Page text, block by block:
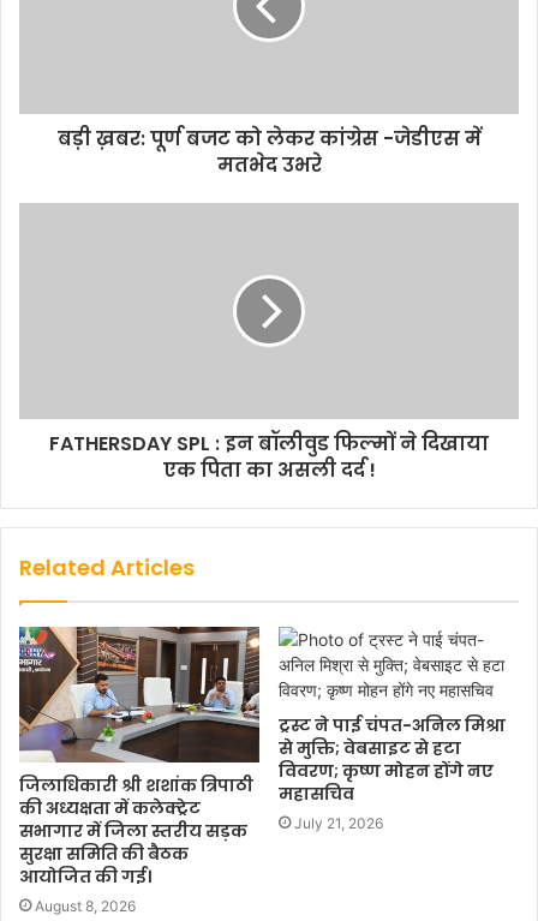
बड़ी ख़बर: पूर्ण बजट को लेकर कांग्रेस -जेडीएस में
मतभेद उभरे
FATHERSDAY SPL : इन बॉलीवुड फिल्मों ने दिखाया
एक पिता का असली दर्द !
Related Articles
जिलाधिकारी श्री शशांक त्रिपाठी
की अध्यक्षता में कलेक्ट्रेट
सभागार में जिला स्तरीय सड़क
सुरक्षा समिति की बैठक
आयोजित की गई।
August 8, 2026
ट्रस्ट ने पाई चंपत-अनिल मिश्रा
से मुक्ति; वेबसाइट से हटा
विवरण; कृष्ण मोहन होंगे नए
महासचिव
July 21, 2026